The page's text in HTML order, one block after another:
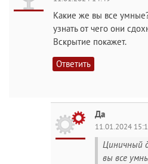
Какие же вы все
узнать от чего они
Вскрытие покажет.
Ответить
Да
11.01.2024
Циничный
вы все